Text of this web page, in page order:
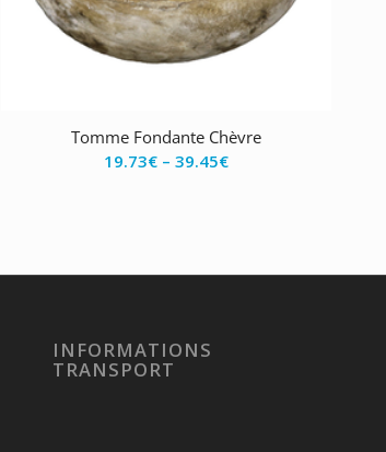
Tomme Fondante Chèvre
19.73€ –39.45€
INFORMATIONS
TRANSPORT